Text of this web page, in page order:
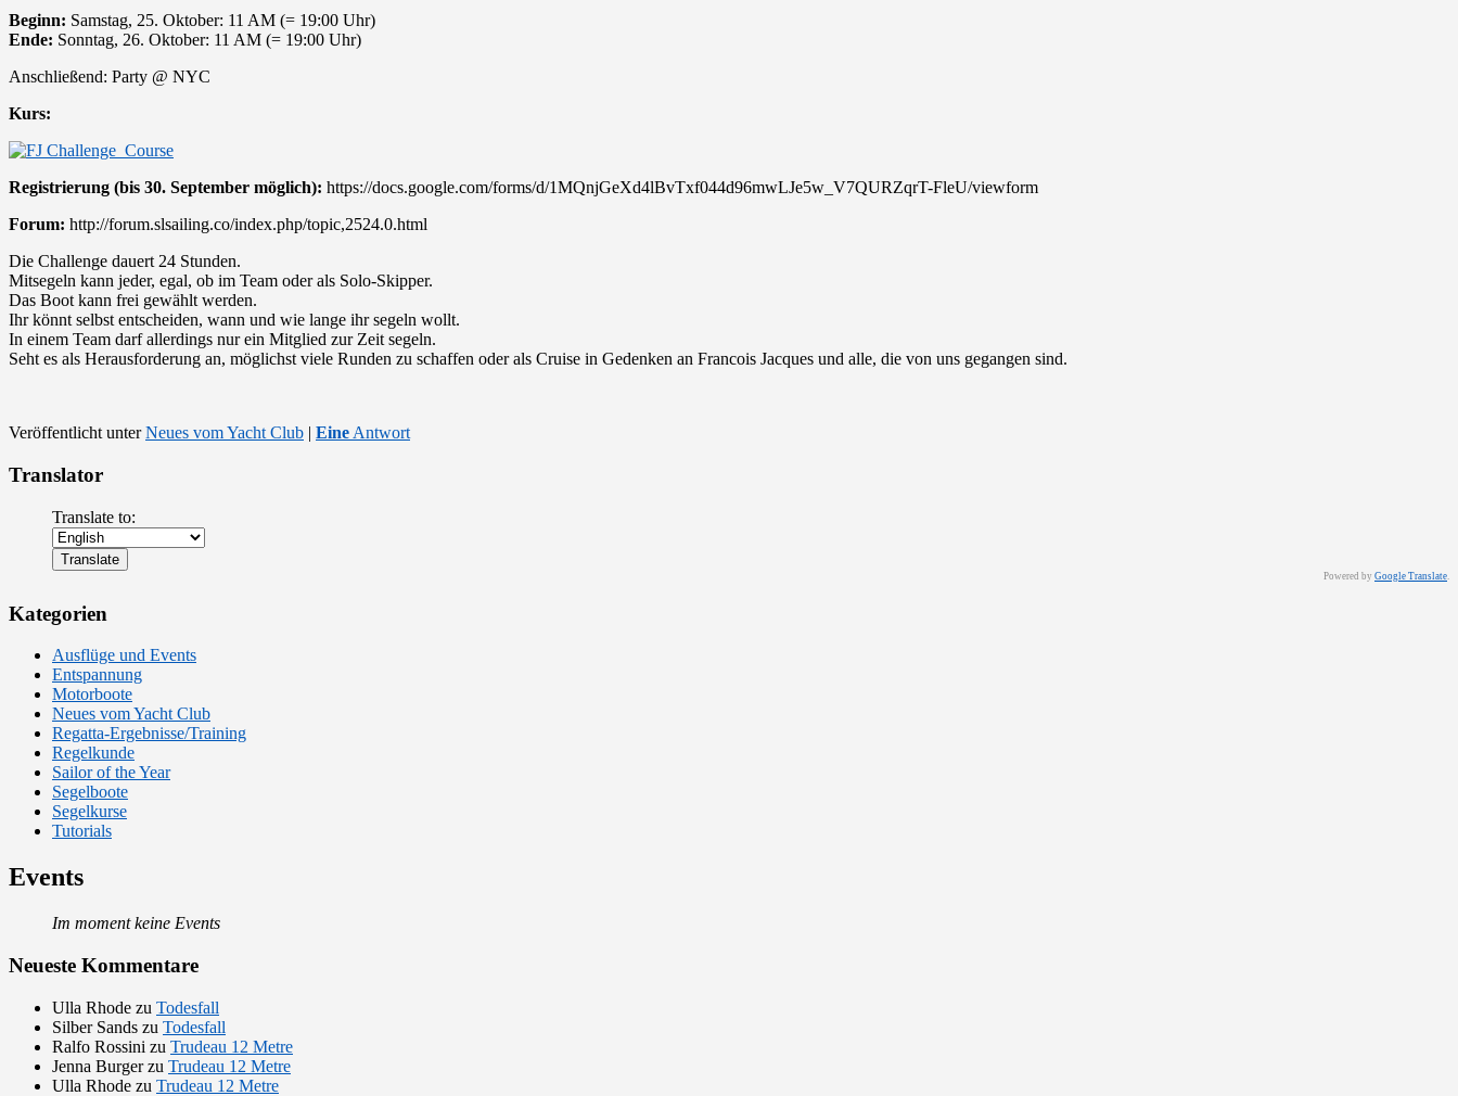
Beginn: Samstag, 25. Oktober: 11 AM (= 19:00 Uhr)
Ende: Sonntag, 26. Oktober: 11 AM (= 19:00 Uhr)
Anschließend: Party @ NYC
Kurs:
Registrierung (bis 30. September möglich): https://docs.google.com/forms/d/1MQnjGeXd4lBvTxf044d96mwLJe5w_V7QURZqrT-FleU/viewform
Forum: http://forum.slsailing.co/index.php/topic,2524.0.html
Die Challenge dauert 24 Stunden.
Mitsegeln kann jeder, egal, ob im Team oder als Solo-Skipper.
Das Boot kann frei gewählt werden.
Ihr könnt selbst entscheiden, wann und wie lange ihr segeln wollt.
In einem Team darf allerdings nur ein Mitglied zur Zeit segeln.
Seht es als Herausforderung an, möglichst viele Runden zu schaffen oder als Cruise in Gedenken an Francois Jacques und alle, die von uns gegangen sind.
Veröffentlicht unter Neues vom Yacht Club | EineAntwort
Translator
Translate to:
Powered by Google Translate
Kategorien
Ausflüge und Events
Entspannung
Motorboote
Neues vom Yacht Club
Regatta-Ergebnisse/Training
Regelkunde
Sailor of the Year
Segelboote
Segelkurse
Tutorials
Events
Im moment keine Events
Neueste Kommentare
Ulla Rhode zu Todesfall
Silber Sands zu Todesfall
Ralfo Rossini zu Trudeau 12 Metre
Jenna Burgerzu Trudeau 12 Metre
Ulla Rhode zu Trudeau 12 Metre